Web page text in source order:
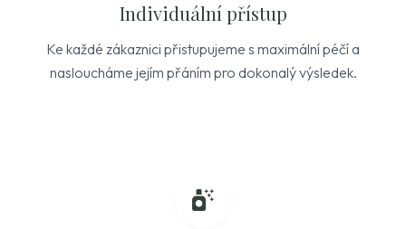
Individuální přístup
Ke každé zákaznici přistupujeme s maximální péčí a
nasloucháme jejím přáním pro dokonalý výsledek.